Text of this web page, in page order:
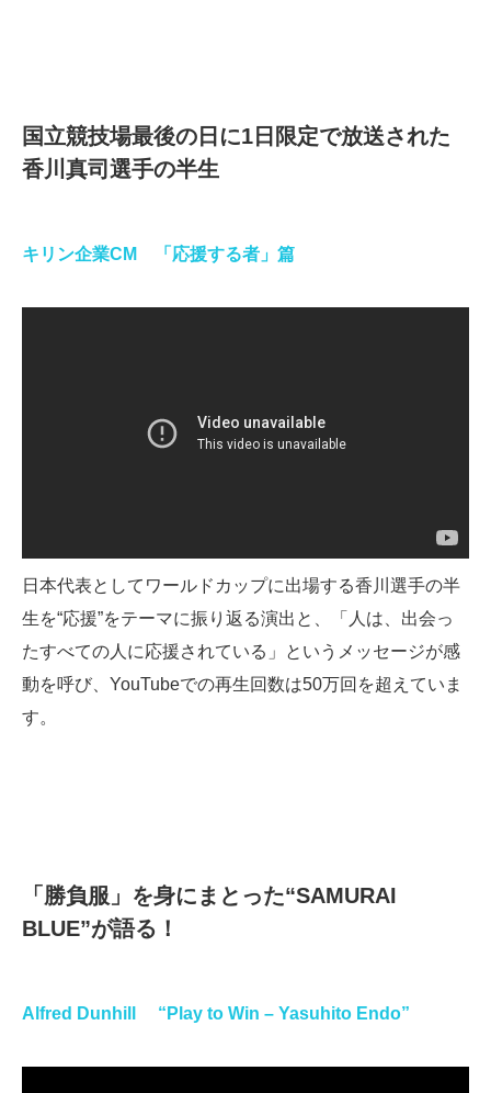
国立競技場最後の日に1日限定で放送された
香川真司選手の半生
キリン企業CM 「応援する者」篇
日本代表としてワールドカップに出場する香川選手の半
生を“応援”をテーマに振り返る演出と、「人は、出会っ
たすべての人に応援されている」というメッセージが感
動を呼び、YouTubeでの再生回数は50万回を超えていま
す。
「勝負服」を身にまとった“SAMURAI
BLUE”が語る！
Alfred Dunhill “Play to Win – Yasuhito Endo”